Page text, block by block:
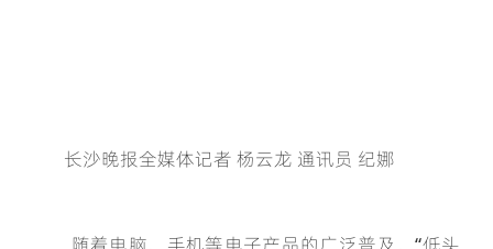
长沙晚报全媒体记者 杨云龙 通讯员 纪娜